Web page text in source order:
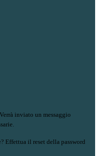
Verrà inviato un messaggio
Effettua il reset della password